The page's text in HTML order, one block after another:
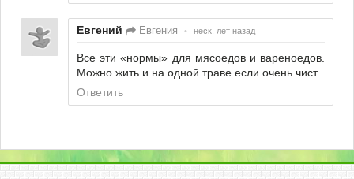
Евгений Евгения • неск. лет назад
Все эти «нормы» для мясоедов и вареноедов.
Можно жить и на одной траве если очень чист
Ответить